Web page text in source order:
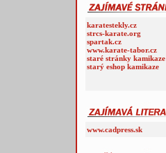
karatestekly.cz
strcs-karate.org
spartak.cz
www.karate-tabor.cz
staré stránky kamikaze
starý eshop kamikaze
www.cadpress.sk